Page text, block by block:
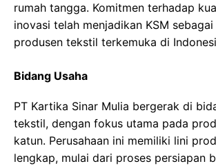
rumah tangga. Komitmen terhadap
inovasi telah menjadikan KSM
produsen tekstil terkemuka di
Bidang Usaha
PT Kartika Sinar Mulia bergerak di
tekstil, dengan fokus utama pada
katun. Perusahaan ini memiliki lini
lengkap, mulai dari proses persiapan